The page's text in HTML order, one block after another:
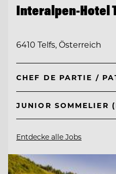
Interalpen-Hotel
6410 Telfs, Österreich
CHEF DE PARTIE /
JUNIOR SOMMELIER
Entdecke alle Jobs